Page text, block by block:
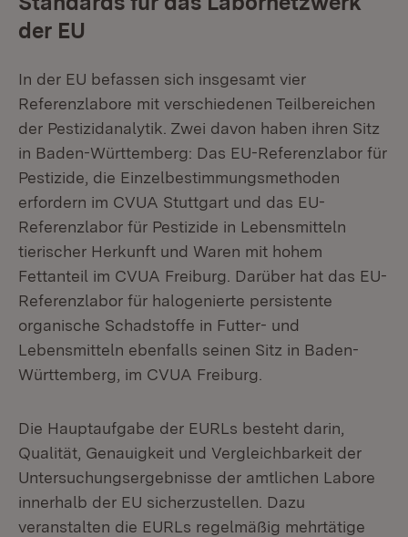
der EU
In der EU befassen sich insgesamt vier
Referenzlabore mit verschiedenen Teilbereichen
der Pestizidanalytik. Zwei davon haben ihren Sitz
in Baden-Württemberg: Das EU-Referenzlabor für
Pestizide, die Einzelbestimmungsmethoden
erfordern im CVUA Stuttgart und das EU-
Referenzlabor für Pestizide in Lebensmitteln
tierischer Herkunft und Waren mit hohem
Fettanteil im CVUA Freiburg. Darüber hat das EU-
Referenzlabor für halogenierte persistente
organische Schadstoffe in Futter- und
Lebensmitteln ebenfalls seinen Sitz in Baden-
Württemberg, im CVUA Freiburg.
Die Hauptaufgabe der EURLs besteht darin,
Qualität, Genauigkeit und Vergleichbarkeit der
Untersuchungsergebnisse der amtlichen Labore
innerhalb der EU sicherzustellen. Dazu
veranstalten die EURLs regelmäßig mehrtätige